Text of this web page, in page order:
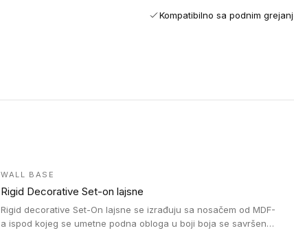
Kompatibilno sa podnim
WALL BASE
Rigid Decorative Set-on lajsne
Rigid decorative Set-On lajsne se izrađuju sa nosačem od MDF-
a ispod kojeg se umetne podna obloga u boji boja se savršeno